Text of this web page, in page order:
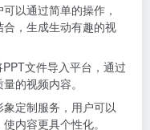
以通过简单的操作，
，生成生动有趣的视
文件导入平台，通过
的视频内容。
定制服务，用户可以
内容更具个性化。